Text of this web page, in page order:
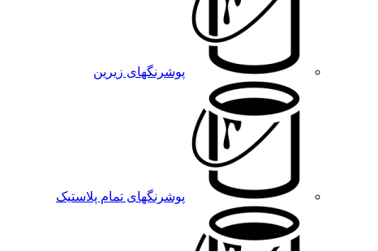
پوشرنگهای زیرین
پوشرنگهای تمام پلاستیک